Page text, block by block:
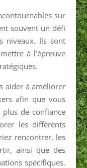
sur
souvent un défi
niveaux. Ils sont
à l’épreuve
aider à améliorer
afin que vous
plus de confiance
les différents
rencontrer, les
ainsi que des
spécifiques.